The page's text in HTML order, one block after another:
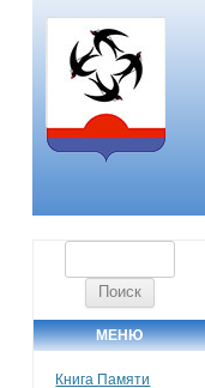
МЕНЮ
Книга Памяти